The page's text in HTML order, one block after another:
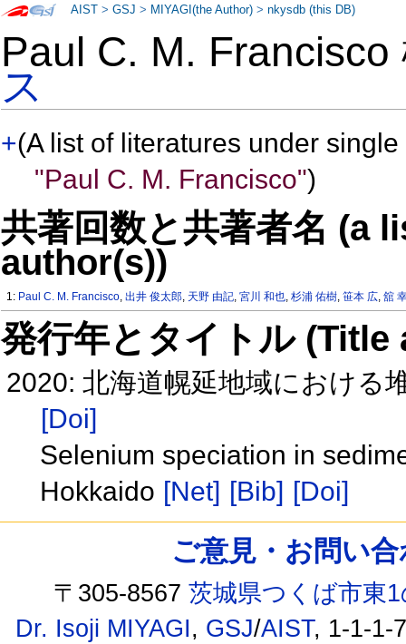
Paul C. M.
ス
+(A list of literatures under
"Paul C. M. Francisco")
共著回数と共著者名 (a
author(s))
1: Paul C. M. Francisco,出井 俊太郎, 天野 由記,宮川 和也,杉浦 佑樹,笹本 広,舘
発行年とタイトル
2020: 北海道幌延地域における
[Doi]
Selenium speciation in
Hokkaido [Net] [Bib] [Doi]
AIST >GSJ > MIYAGI(the Author) >nkysdb (this DB)
ご意見・お問い
〒305-8567茨城県つくば市東
Dr. Isoji MIYAGI, GSJ/AIST, 1-1-1-